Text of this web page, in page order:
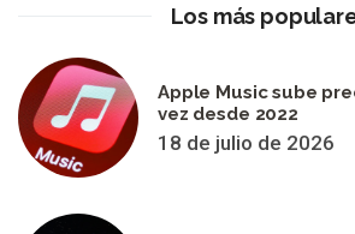
Los más
Apple Music sube
vez desde 2022
18 de julio de 2026